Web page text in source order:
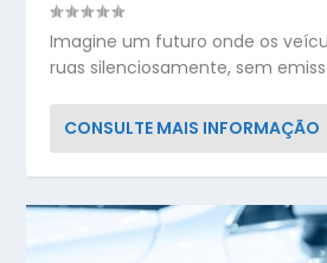
Imagine um futuro onde os
ruas silenciosamente, sem
CONSULTE MAIS INFORMAÇÃO